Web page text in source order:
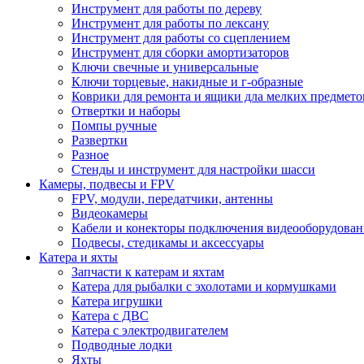
Инструмент для работы по дереву
Инструмент для работы по лексану
Инструмент для работы со сцеплением
Инструмент для сборки амортизаторов
Ключи свечные и универсальные
Ключи торцевые, накидные и г-образные
Коврики для ремонта и ящики дла мелких
Отвертки и наборы
Помпы ручные
Развертки
Разное
Стенды и инструмент для настройки шасси
Камеры, подвесы и FPV
FPV, модули, передатчики, антенны
Видеокамеры
Кабели и конекторы подключения
Подвесы, стедикамы и аксессуары
Катера и яхты
Запчасти к катерам и яхтам
Катера для рыбалки с эхолотами и кормушками
Катера игрушки
Катера с ДВС
Катера с электродвигателем
Подводные лодки
Яхты